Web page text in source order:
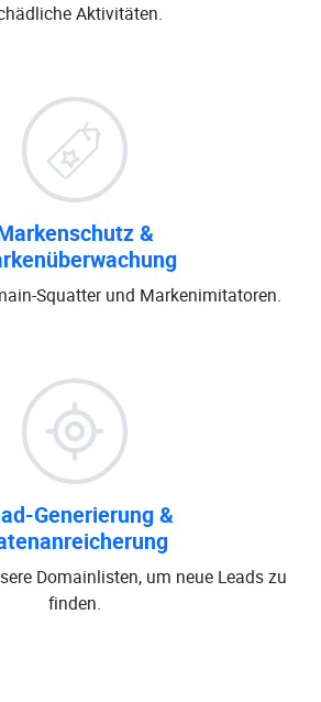
Aktivitäten.
&
Squatter und Markenimitatoren.
Generierung &
Domainlisten, um neue Leads zu
finden.